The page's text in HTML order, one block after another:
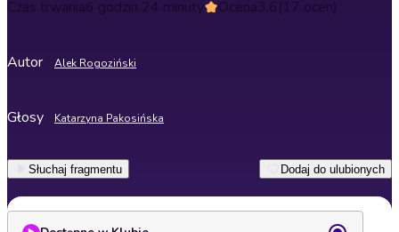
Czas trwania6 godzin 24 minuty Ocena3.6(17 ocen)
Autor Alek Rogoziński
Głosy Katarzyna Pakosińska
Słuchaj fragmentu Dodaj do ulubionych